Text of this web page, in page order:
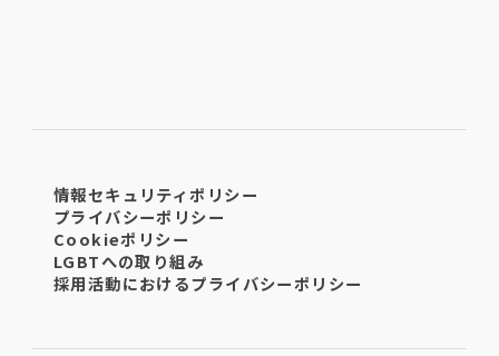
情報セキュリティポリシー
プライバシーポリシー
Cookieポリシー
LGBTへの取り組み
採用活動におけるプライバシーポリシー